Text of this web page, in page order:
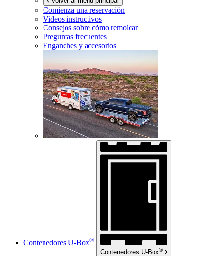
Comienza una reservación
Videos instructivos
Consejos sobre cómo remolcar
Preguntas frecuentes
Enganches y accesorios
Contenedores U-Box®
Contenedores U-Box®